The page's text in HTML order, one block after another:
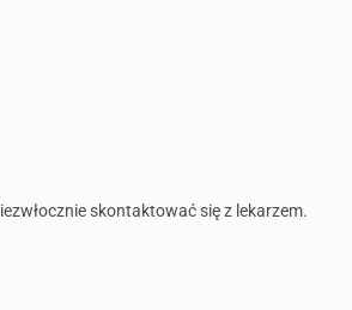
skontaktować się z lekarzem.